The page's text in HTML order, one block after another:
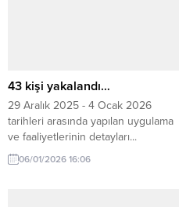
43 kişi yakalandı…
29 Aralık 2025 - 4 Ocak 2026
tarihleri arasında yapılan uygulama
ve faaliyetlerinin detayları...
06/01/2026 16:06